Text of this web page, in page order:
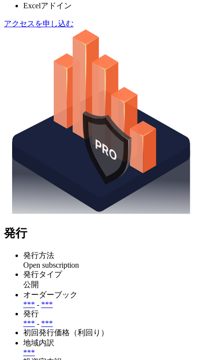
Excelアドイン
アクセスを申し込む
発行
発行方法
Open subscription
発行タイプ
公開
オーダーブック
*** - ***
発行
*** - ***
初回発行価格（利回り）
地域内訳
***